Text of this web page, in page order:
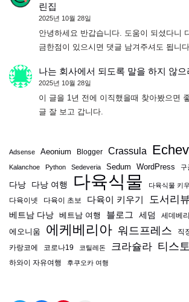
린집
2025년 10월 28일
안녕하세요 반갑습니다. 도움이 되셨다니
금한점이 있으시면 댓글 남겨주셔도 됩니다.
나는 회사에서 되도록 말을 하지 않
2025년 10월 28일
이 글을 1년 전에 이직했을때 찾아봤으면
글 잘 보고 갑니다.
Adsense Aeonium Blogger Crassula
Kalanchoe Python Sedeveria Sedum WordPress 구
다낭 다낭 여행 다육식물 다육식물 키
다육이넷 다육이 초보 다육이 키우기 도서리뷰
베트남 다낭 베트남 여행 블로그 세덤 세데베
에오니움 에케베리아 워드프레스 직
카랑코에 코로나19 코틸레돈 크라슐라 티스
하와이 자유여행 후쿠오카 여행